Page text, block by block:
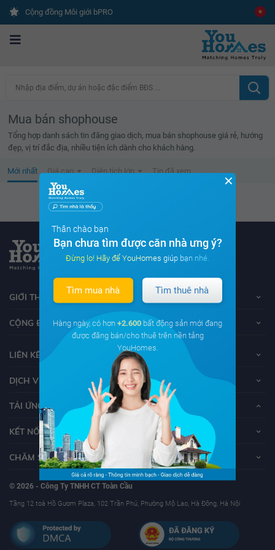
Cộng đồng Môi giới bPRO
Nhập địa điểm, dự án hoặc đặc điểm BĐS ...
Mua bán shophouse
Tổng hợp danh sách tin đăng giao dịch, mua bán shophouse giá rẻ, hướng
đẹp, vị trí đắc địa, nhiều tiện ích dành cho khách hàng.
Mới nhất Giá cao Diện tích lớn Tin đã xem
Không tìm thấy tin bất động sản nào
GIỚI THIỆU VỀ YOUHOMES
CỘNG ĐỒNG YOUHOMERS
LIÊN KẾT
DỊCH VỤ KHÁCH HÀNG
TẢI ỨNG DỤNG YOUHOMES
KẾT NỐI VỚI YOUHOMES
CHĂM SÓC KHÁCH HÀNG
© 2026 - Công Ty TNHH CT Toàn Cầu
Tầng 12 toà Hồ Gươm Plaza, 102 Trần Phú, Phường Mộ Lao, Hà Đông, Hà Nội
✕
Thân chào bạn
Bạn chưa tìm được căn nhà ưng ý?
Đừng lo! Hãy để YouHomes giúp bạn nhé.
Tìm mua nhà Tìm thuê nhà
Hàng ngày, có hơn +2.600 bất động sản mới đang
được đăng bán/cho thuê trên nền tảng
YouHomes.